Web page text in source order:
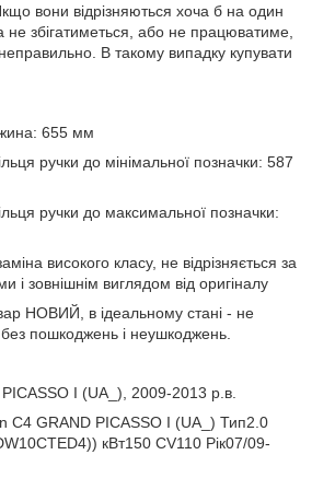
вони відрізняються хоча б на один
збігатиметься, або не працюватиме,
В такому випадку купувати
655 мм
ручки до мінімальної позначки: 587
ручки до максимальної позначки:
високого класу, не відрізняється за
і зовнішнім виглядом від оригіналу
НОВИЙ, в ідеальному стані - не
пошкоджень і неушкоджень.
I (UA_), 2009-2013 р.в.
C4 GRAND PICASSO I (UA_) Тип2.0
кВт150 CV110 Рік07/09-